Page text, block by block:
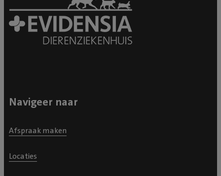
Navigeer naar
Afspraak maken
Locaties